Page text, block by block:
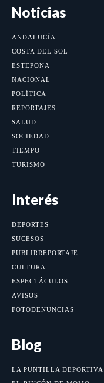
Noticias
ANDALUCÍA
COSTA DEL SOL
ESTEPONA
NACIONAL
POLÍTICA
REPORTAJES
SALUD
SOCIEDAD
TIEMPO
TURISMO
Interés
DEPORTES
SUCESOS
PUBLIRREPORTAJE
CULTURA
ESPECTÁCULOS
AVISOS
FOTODENUNCIAS
Blog
LA PUNTILLA DEPORTIVA